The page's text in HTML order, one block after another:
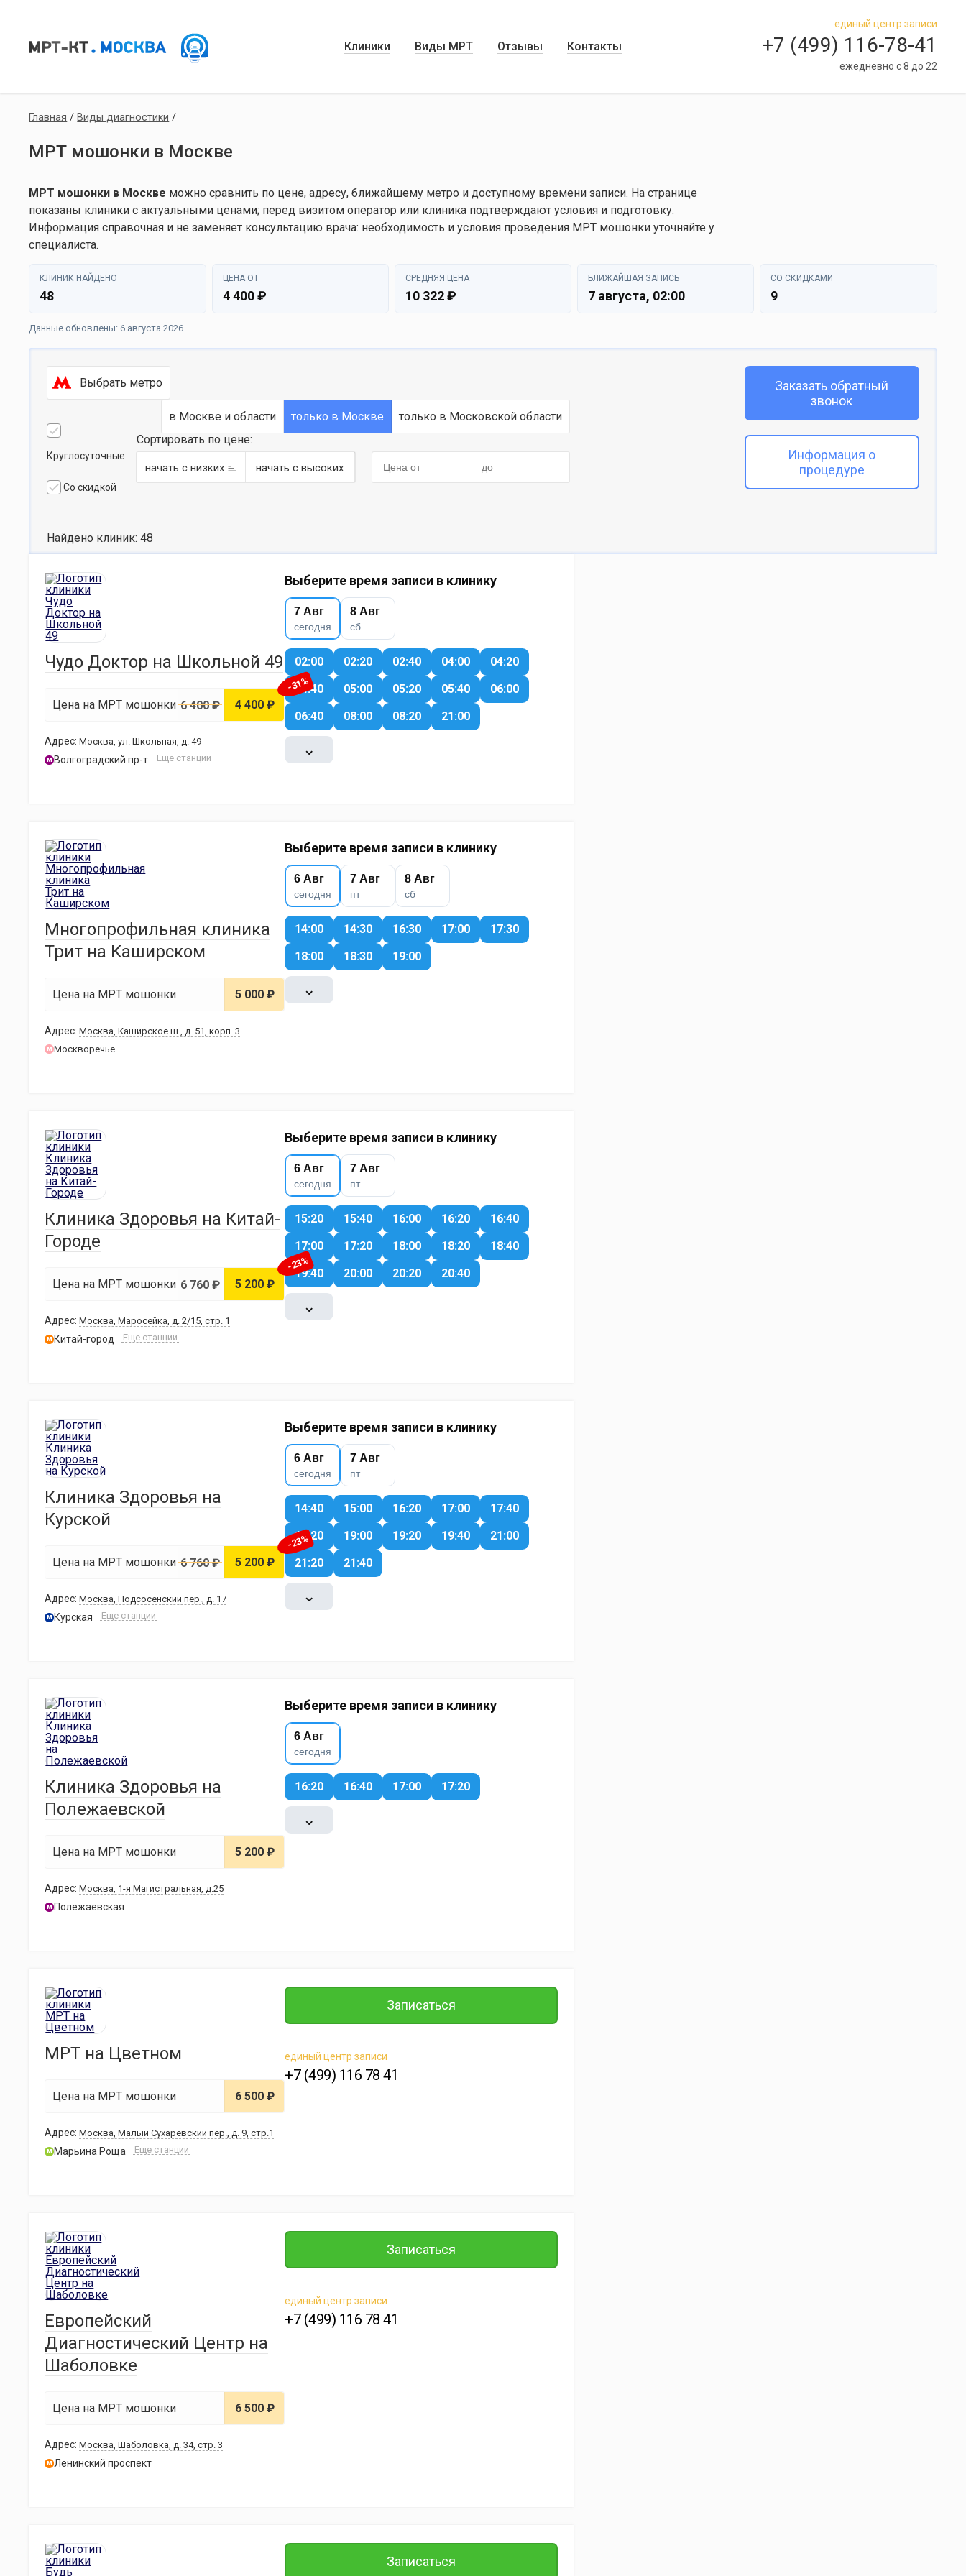
единый центр записи
+7 (499) 116-78-41
ежедневно с 8 до 22
Клиники Виды МРТ Отзывы Контакты
Главная / Виды диагностики /
МРТ мошонки в Москве
МРТ мошонки в Москве можно сравнить по цене, адресу, ближайшему метро и доступному времени записи. На странице
показаны клиники с актуальными ценами; перед визитом оператор или клиника подтверждают условия и подготовку.
Информация справочная и не заменяет консультацию врача: необходимость и условия проведения МРТ мошонки уточняйте у
специалиста.
КЛИНИК НАЙДЕНО
48
ЦЕНА ОТ
4 400 ₽
СРЕДНЯЯ ЦЕНА
10 322 ₽
БЛИЖАЙШАЯ ЗАПИСЬ
7 августа, 02:00
СО СКИДКАМИ
9
Данные обновлены: 6 августа 2026.
Выбрать метро
в Москве и области только в Москве только в Московской области
Круглосуточные
Со скидкой
Сортировать по цене:
начать с низких начать с высоких
Заказать обратный
звонок
Информация о
процедуре
Найдено клиник: 48
Чудо Доктор на Школьной 49
Цена на МРТ мошонки 4 400 ₽
6 400 ₽
-31%
Адрес:Москва, ул. Школьная, д. 49
м Волгоградский пр-т Еще станции
Выберите время записи в клинику
7 Авг
сегодня
8 Авг
сб
02:00 02:20 02:40 04:00
04:20
04:40
05:00 05:20 05:40
06:00
06:40
08:00 08:20 21:00
⌄
Многопрофильная клиника
Трит на Каширском
Цена на МРТ мошонки 5 000 ₽
Адрес:Москва, Каширское ш., д. 51, корп. 3
м Москворечье
Выберите время записи в клинику
6 Авг
сегодня
7 Авг
пт
8 Авг
сб
14:00 14:30 16:30 17:00
17:30
18:00
18:30 19:00
⌄
Клиника Здоровья на Китай-
Городе
Цена на МРТ мошонки 5 200 ₽
6 760 ₽
-23%
Адрес:Москва, Маросейка, д. 2/15, стр. 1
м Китай-город Еще станции
Выберите время записи в клинику
6 Авг
сегодня
7 Авг
пт
15:20 15:40 16:00 16:20
16:40
17:00
17:20 18:00 18:20
18:40
19:40
20:00 20:20 20:40
⌄
Клиника Здоровья на
Курской
Цена на МРТ мошонки 5 200 ₽
6 760 ₽
-23%
Адрес:Москва, Подсосенский пер., д. 17
м Курская Еще станции
Выберите время записи в клинику
6 Авг
сегодня
7 Авг
пт
14:40 15:00 16:20 17:00
17:40
18:20
19:00 19:20 19:40
21:00
21:20
21:40
⌄
Клиника Здоровья на
Полежаевской
Цена на МРТ мошонки 5 200 ₽
Адрес:Москва, 1-я Магистральная, д.25
м Полежаевская
Выберите время записи в клинику
6 Авг
сегодня
16:20 16:40 17:00 17:20
⌄
МРТ на Цветном
Цена на МРТ мошонки 6 500 ₽
Адрес:Москва, Малый Сухаревский пер., д. 9, стр.1
м Марьина Роща Еще станции
Записаться
единый центр записи
+7 (499) 116 78 41
Европейский
Диагностический Центр на
Шаболовке
Цена на МРТ мошонки 6 500 ₽
Адрес:Москва, Шаболовка, д. 34, стр. 3
м Ленинский проспект
Записаться
единый центр записи
+7 (499) 116 78 41
Записаться